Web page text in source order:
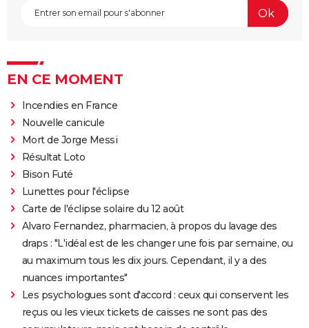
EN CE MOMENT
Incendies en France
Nouvelle canicule
Mort de Jorge Messi
Résultat Loto
Bison Futé
Lunettes pour l'éclipse
Carte de l'éclipse solaire du 12 août
Alvaro Fernandez, pharmacien, à propos du lavage des
draps : "L'idéal est de les changer une fois par semaine, ou
au maximum tous les dix jours. Cependant, il y a des
nuances importantes"
Les psychologues sont d'accord : ceux qui conservent les
reçus ou les vieux tickets de caisses ne sont pas des